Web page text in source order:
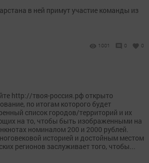
в ней примут участие команды из
1001 0 0
http://твоя-россия.рф открыто
по итогам которого будет
список городов/территорий и их
на то, чтобы быть изображенными на
номиналом 200 и 2000 рублей.
историей и достойным местом
регионов заслуживает того, чтобы...